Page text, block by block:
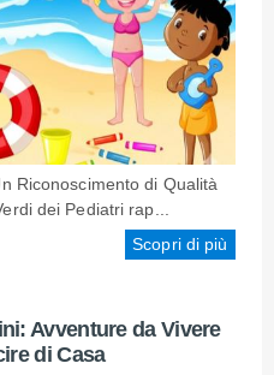
Riconoscimento di Qualità
dei Pediatri rap...
Scopri di più
Avventure da Vivere
di Casa